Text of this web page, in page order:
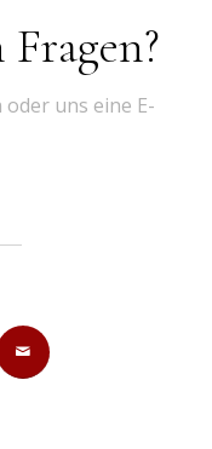
uns eine E-